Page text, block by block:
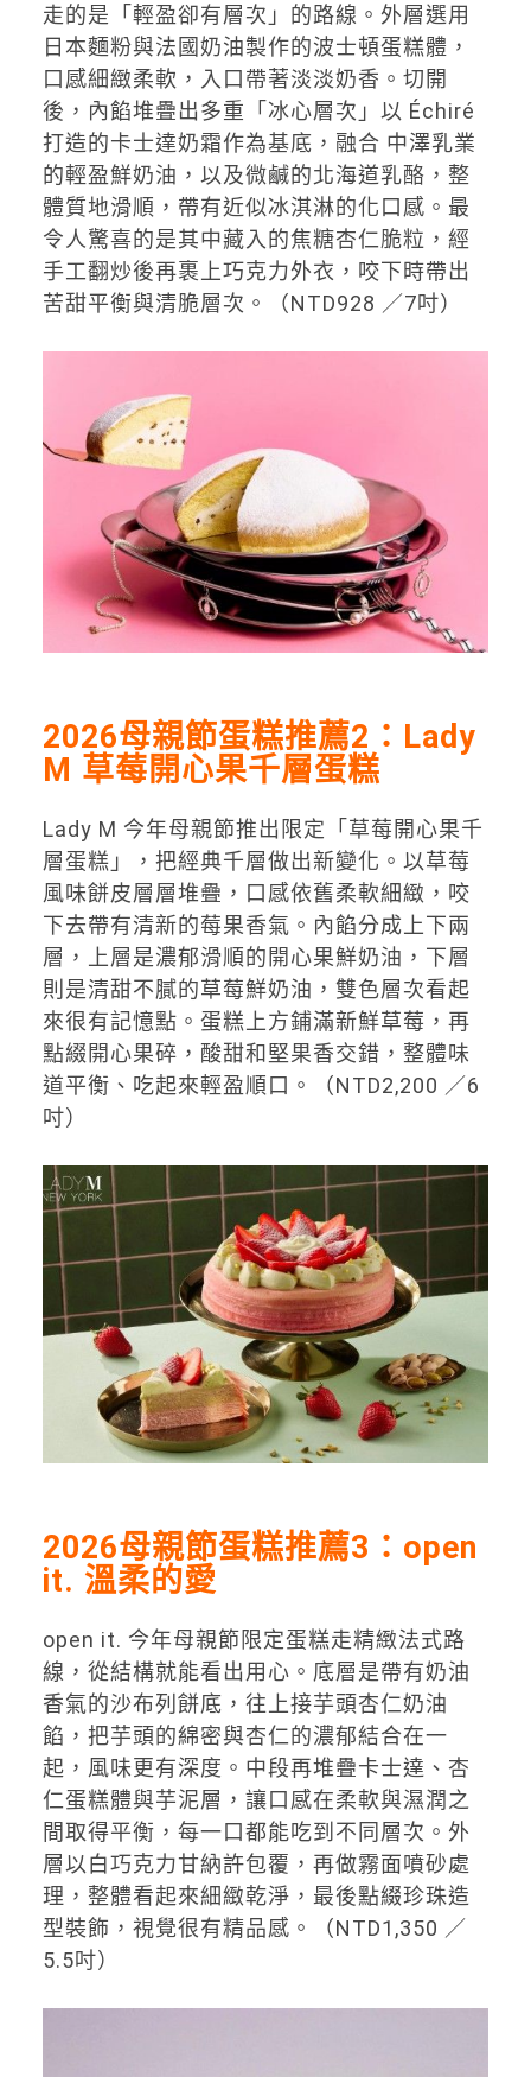
走的是「輕盈卻有層次」的路線。外層選用
日本麵粉與法國奶油製作的波士頓蛋糕體，
口感細緻柔軟，入口帶著淡淡奶香。切開
後，內餡堆疊出多重「冰心層次」以 Échiré
打造的卡士達奶霜作為基底，融合 中澤乳業
的輕盈鮮奶油，以及微鹹的北海道乳酪，整
體質地滑順，帶有近似冰淇淋的化口感。最
令人驚喜的是其中藏入的焦糖杏仁脆粒，經
手工翻炒後再裹上巧克力外衣，咬下時帶出
苦甜平衡與清脆層次。（NTD928 ／7吋）
2026母親節蛋糕推薦2：Lady
M 草莓開心果千層蛋糕
Lady M 今年母親節推出限定「草莓開心果千
層蛋糕」，把經典千層做出新變化。以草莓
風味餅皮層層堆疊，口感依舊柔軟細緻，咬
下去帶有清新的莓果香氣。內餡分成上下兩
層，上層是濃郁滑順的開心果鮮奶油，下層
則是清甜不膩的草莓鮮奶油，雙色層次看起
來很有記憶點。蛋糕上方鋪滿新鮮草莓，再
點綴開心果碎，酸甜和堅果香交錯，整體味
道平衡、吃起來輕盈順口。（NTD2,200 ／6
吋）
2026母親節蛋糕推薦3：open
it. 溫柔的愛
open it. 今年母親節限定蛋糕走精緻法式路
線，從結構就能看出用心。底層是帶有奶油
香氣的沙布列餅底，往上接芋頭杏仁奶油
餡，把芋頭的綿密與杏仁的濃郁結合在一
起，風味更有深度。中段再堆疊卡士達、杏
仁蛋糕體與芋泥層，讓口感在柔軟與濕潤之
間取得平衡，每一口都能吃到不同層次。外
層以白巧克力甘納許包覆，再做霧面噴砂處
理，整體看起來細緻乾淨，最後點綴珍珠造
型裝飾，視覺很有精品感。（NTD1,350 ／
5.5吋）